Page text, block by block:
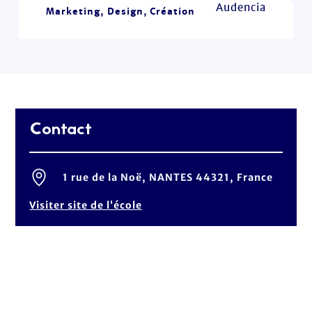
Marketing, Design, Création Audencia
Contact
1 rue de la Noë, NANTES 44321, France
Visiter site de l’école